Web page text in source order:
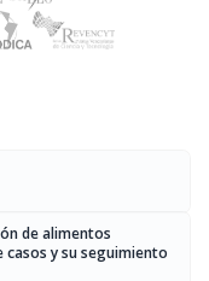
de alimentos
casos y su seguimiento